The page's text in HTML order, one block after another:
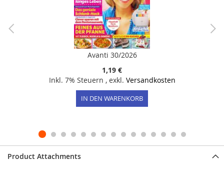
Avanti 30/2026
1,19 €
Inkl. 7% Steuern , exkl. Versandkosten
IN DEN WARENKORB
Product Attachments